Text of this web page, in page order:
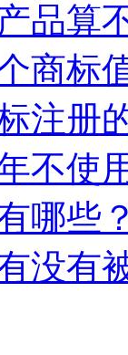
品算
商标
注册
不使
哪些
没有